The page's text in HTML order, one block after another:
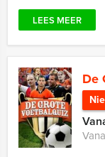
LEES MEER
De